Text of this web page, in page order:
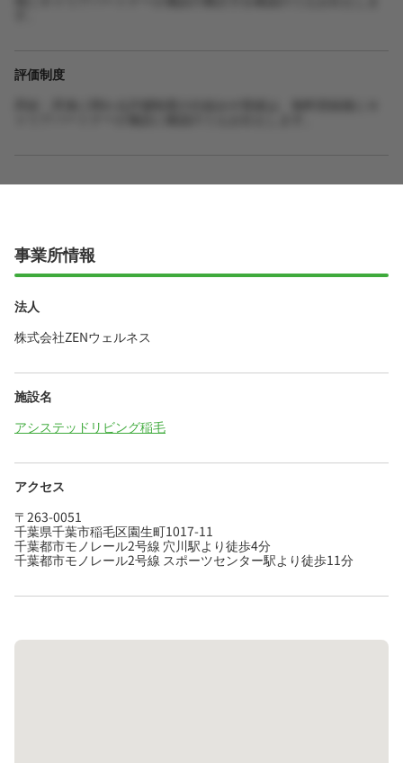
評価制度
事業所情報
法人
株式会社ZENウェルネス
施設名
アシステッドリビング稲毛
アクセス
〒263-0051
千葉県千葉市稲毛区園生町1017-11
千葉都市モノレール2号線 穴川駅より徒歩4分
千葉都市モノレール2号線 スポーツセンター駅より徒歩11分